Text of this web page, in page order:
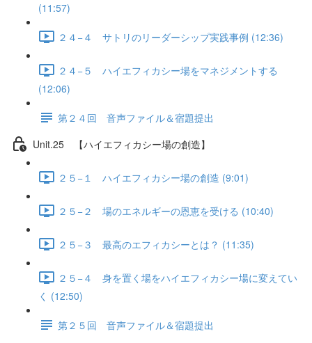
(11:57)
２４−４ サトリのリーダーシップ実践事例 (12:36)
２４−５ ハイエフィカシー場をマネジメントする
(12:06)
第２４回 音声ファイル＆宿題提出
Unit.25 【ハイエフィカシー場の創造】
２５−１ ハイエフィカシー場の創造 (9:01)
２５−２ 場のエネルギーの恩恵を受ける (10:40)
２５−３ 最高のエフィカシーとは？ (11:35)
２５−４ 身を置く場をハイエフィカシー場に変えてい
く (12:50)
第２５回 音声ファイル＆宿題提出